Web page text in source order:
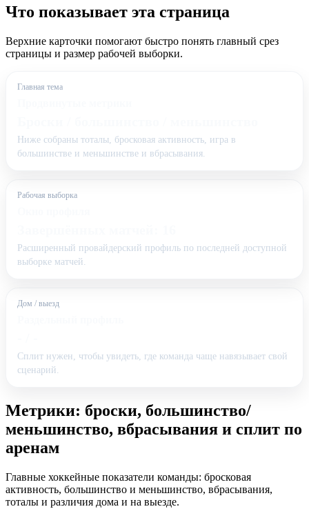
Что показывает эта страница
Верхние карточки помогают быстро понять главный срез
страницы и размер рабочей выборки.
Главная тема
Ниже собраны тоталы, бросковая активность, игра в
большинстве и меньшинстве и вбрасывания.
Рабочая выборка
Расширенный провайдерский профиль по последней доступной
выборке матчей.
Дом / выезд
Сплит нужен, чтобы увидеть, где команда чаще навязывает свой
сценарий.
Метрики: броски, большинство/
меньшинство, вбрасывания и сплит по
аренам
Главные хоккейные показатели команды: бросковая
активность, большинство и меньшинство, вбрасывания,
тоталы и различия дома и на выезде.